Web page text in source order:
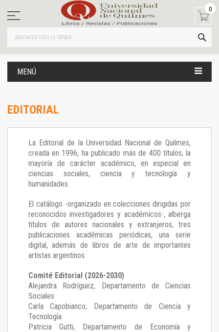
contenido
0
MENÚ
EDITORIAL
La Editorial de la Universidad Nacional de Quilmes,
creada en 1996, ha publicado más de 400 títulos, la
mayoría de carácter académico, en especial en
ciencias sociales, ciencia y tecnología y
humanidades.
El catálogo -organizado en colecciones dirigidas por
reconocidos investigadores y académicos-, alberga
títulos de autores nacionales y extranjeros, tres
publicaciones académicas periódicas, una serie
digital, además de libros de arte de importantes
artistas argentinos.
Comité Editorial (2026-2030)
Alejandra Rodríguez, Departamento de Ciencias
Sociales
Carla Capobianco, Departamento de Ciencia y
Tecnología
Patricia Gutti, Departamento de Economía y